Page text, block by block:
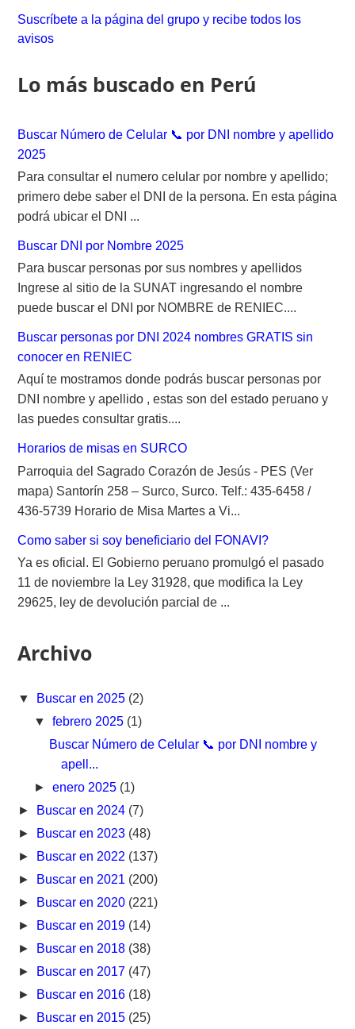
Suscríbete a la página del grupo y recibe todos los
avisos
Lo más buscado en Perú
Buscar Número de Celular 📞 por DNI nombre y apellido
2025
Para consultar el numero celular por nombre y apellido;
primero debe saber el DNI de la persona. En esta página
podrá ubicar el DNI ...
Buscar DNI por Nombre 2025
Para buscar personas por sus nombres y apellidos
Ingrese al sitio de la SUNAT ingresando el nombre
puede buscar el DNI por NOMBRE de RENIEC....
Buscar personas por DNI 2024 nombres GRATIS sin
conocer en RENIEC
Aquí te mostramos donde podrás buscar personas por
DNI nombre y apellido , estas son del estado peruano y
las puedes consultar gratis....
Horarios de misas en SURCO
Parroquia del Sagrado Corazón de Jesús - PES (Ver
mapa) Santorín 258 – Surco, Surco. Telf.: 435-6458 /
436-5739 Horario de Misa Martes a Vi...
Como saber si soy beneficiario del FONAVI?
Ya es oficial. El Gobierno peruano promulgó el pasado
11 de noviembre la Ley 31928, que modifica la Ley
29625, ley de devolución parcial de ...
Archivo
▼ Buscar en 2025 (2)
▼ febrero 2025 (1)
Buscar Número de Celular 📞 por DNI nombre y
apell...
► enero 2025 (1)
► Buscar en 2024 (7)
► Buscar en 2023 (48)
► Buscar en 2022 (137)
► Buscar en 2021 (200)
► Buscar en 2020 (221)
► Buscar en 2019 (14)
► Buscar en 2018 (38)
► Buscar en 2017 (47)
► Buscar en 2016 (18)
► Buscar en 2015 (25)